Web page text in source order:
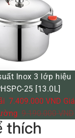
Inox 3 lớp hiệu
25 [13.0L]
7.409.000 VND Giá
9.190.000 VND
thích